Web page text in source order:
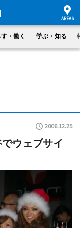
・働く 学ぶ・知る
2006.12.25
ウェブサイ